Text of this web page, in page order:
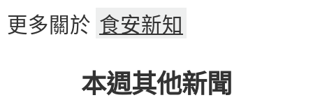
更多關於 食安新知
本週其他新聞